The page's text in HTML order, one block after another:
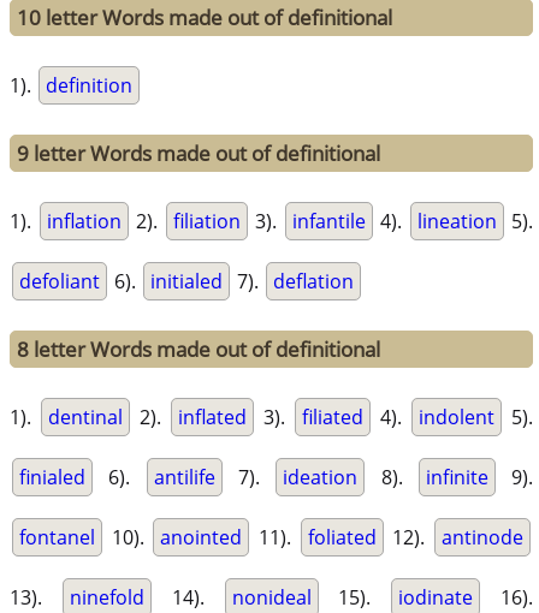
10 letter Words made out of definitional
1). definition
9 letter Words made out of definitional
1). inflation 2). filiation 3). infantile 4). lineation 5).
defoliant 6). initialed 7). deflation
8 letter Words made out of definitional
1). dentinal 2). inflated 3). filiated 4). indolent 5).
finialed 6). antilife 7). ideation 8). infinite 9).
fontanel 10). anointed 11). foliated 12). antinode
13). ninefold 14). nonideal 15). iodinate 16).